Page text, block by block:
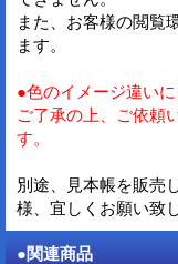
また、お客様の閲覧
ます。
●色のイメージ違い
ご了承の上、ご依頼
す。
別途、見本帳を販売
様、宜しくお願い致
●関連商品